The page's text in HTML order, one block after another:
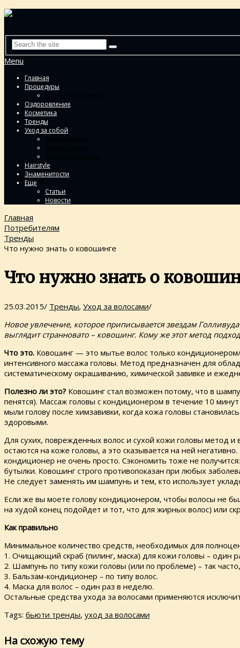
Menu
Главная
Процедуры
Оздоровление
Косметика
Тренды
Уход за собой
Hairstyle
Знаменитости
Еще
Статьи
Новости
Главная
Потребителям
Тренды
Что нужно знать о ковошинге
Что нужно знать о
25.03.2015/ Тренды, Уход за волосами/
Новое увлечение, которое приписывается звездам
выглядит странновато – ковошинг. Кому же этот метод
Что это. Ковошинг — это мытье волос только
интенсивного массажа головы. Метод предназначен для
систематическому окрашиванию, химической завивке и
Полезно ли это? Ковошинг стал возможен потому, что в
пенятся). Массаж головы с кондиционером в течение 10
мыли голову после химзавивки, когда кожа головы
здоровыми.
Для сухих, поврежденных волос и сухой кожи головы метод
остаются на коже головы, а это сказывается на ней
кондиционер не очень просто. Сэкономить тоже не
бутылки. Ковошинг строго противопоказан при любых
Не следует заменять им шампунь и тем, кто использует
Если же вы моете голову кондиционером, чтобы волосы не
на худой конец подойдет и тот, что для жирных волос) или
Как правильно
Минимальное количество средств, необходимых для
1. Очищающий скраб (пилинг, маска) для кожи головы – один
2. Шампунь по типу кожи головы (или по проблеме) – так
3. Бальзам-кондиционер – по типу волос.
4. Маска для волос – один раз в неделю.
Остальные средства ухода за волосами применяются
Tags: бьюти тренды, уход за волосами
На схожую тему